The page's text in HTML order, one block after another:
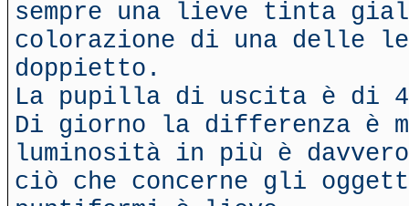
sempre una lieve tinta
colorazione di una delle
doppietto.
La pupilla di uscita è di
Di giorno la differenza è
luminosità in più è
ciò che concerne gli